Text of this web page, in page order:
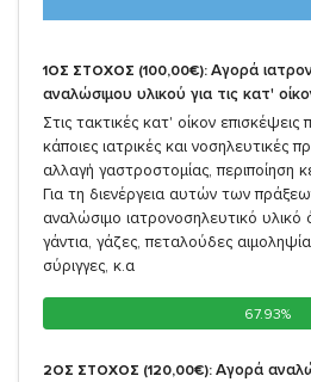
1ΟΣ ΣΤΟΧΟΣ (100,00€): Αγορά
αναλώσιμου υλικού για τις κατ'
Στις τακτικές κατ' οίκον επισκέψεις
κάποιες ιατρικές και νοσηλευτικές
αλλαγή γαστροστομίας, περιποίηση
Για τη διενέργεια αυτών των
αναλώσιμο ιατρονοσηλευτικό
γάντια, γάζες, πεταλούδες
σύριγγες, κ.α
67.93%
67.93%
2ΟΣ ΣΤΟΧΟΣ (120,00€): Αγορά